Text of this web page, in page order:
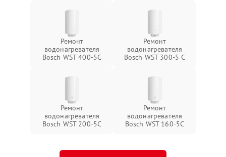
Ремонт
водонагревателя
Bosch WST 400-5C
Ремонт
водонагревателя
Bosch WST 300-5 C
Ремонт
водонагревателя
Bosch WST 200-5C
Ремонт
водонагревателя
Bosch WST 160-5C